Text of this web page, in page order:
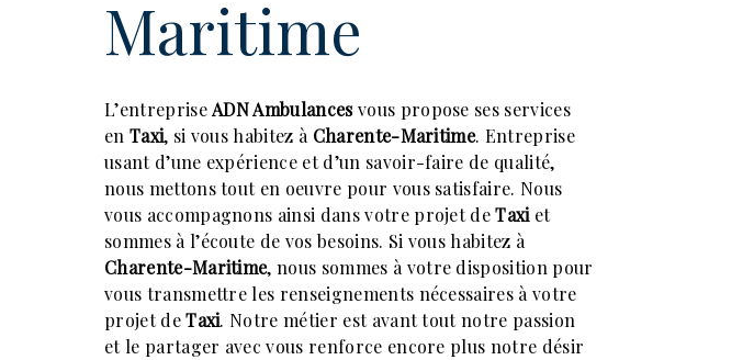
Maritime
L’entrepriseADN Ambulancesvous propose ses services
en Taxi, si vous habitez à Charente-Maritime. Entreprise
usant d’une expérience et d’un savoir-faire de qualité,
nous mettons tout en oeuvre pour vous satisfaire. Nous
vous accompagnons ainsi dans votre projet deTaxi et
sommes à l’écoute de vos besoins. Si vous habitez à
Charente-Maritime, nous sommes à votre disposition pour
vous transmettre les renseignements nécessaires à votre
projet deTaxi. Notre métier est avant tout notre passion
et le partager avec vous renforce encore plus notre désir